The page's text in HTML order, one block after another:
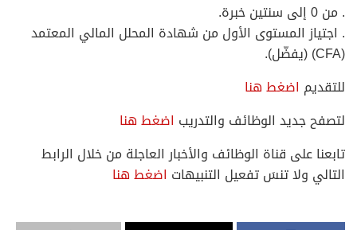
. من 0 إلى سنتين خبرة.
. اجتياز المستوى الأول من شهادة المحلل المالي المعتمد
(CFA) (يفضّل).
للتقديم اضغط هنا
لتصفح جديد الوظائف والتدريب اضغط هنا
تابعنا على قناة الوظائف والأخبار العاجلة من خلال الرابط
التالي ولا تنسَ تفعيل التنبيهات اضغط هنا